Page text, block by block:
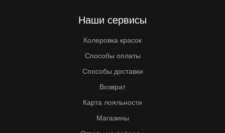
Наши сервисы
Колеровка красок
Способы оплаты
Способы доставки
Возврат
Карта лояльности
Магазины